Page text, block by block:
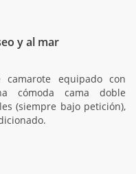
y al mar
equipado con
cómoda cama doble
(siempre bajo petición),